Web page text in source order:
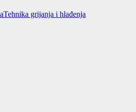
Tehnika grijanja i hlađenja